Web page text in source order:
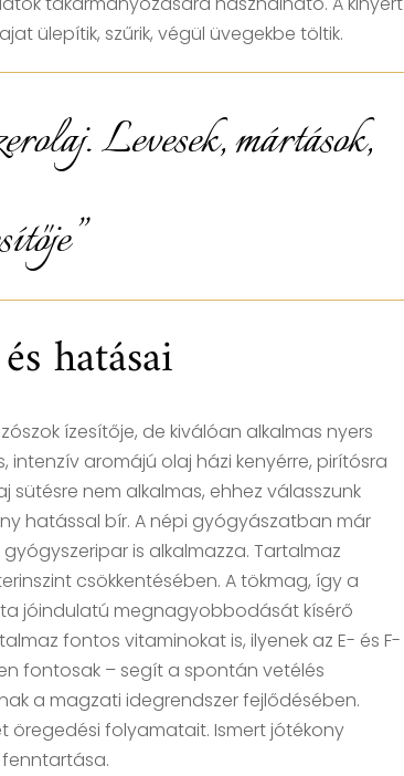
ülepítik, szűrik, végül üvegekbe töltik.
Levesek, mártások,
hatásai
ízesítője, de kiválóan alkalmas nyers
intenzív aromájú olaj házi kenyérre, pirítósra
sütésre nem alkalmas, ehhez válasszunk
hatással bír. A népi gyógyászatban már
is alkalmazza. Tartalmaz
csökkentésében. A tökmag, így a
jóindulatú megnagyobbodását kísérő
fontos vitaminokat is, ilyenek az E- és F-
fontosak – segít a spontán vetélés
a magzati idegrendszer fejlődésében.
öregedési folyamatait. Ismert jótékony